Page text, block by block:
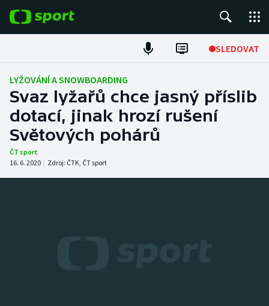
SLEDOVAT
ME v atletice
ME v plavání
Fotbal
Hokej
LYŽOVÁNÍ A SNOWBOARDING
Svaz lyžařů chce jasný příslib
dotací, jinak hrozí rušení
Světových pohárů
ČT sport
16. 6. 2020 | Zdroj: ČTK, ČT sport